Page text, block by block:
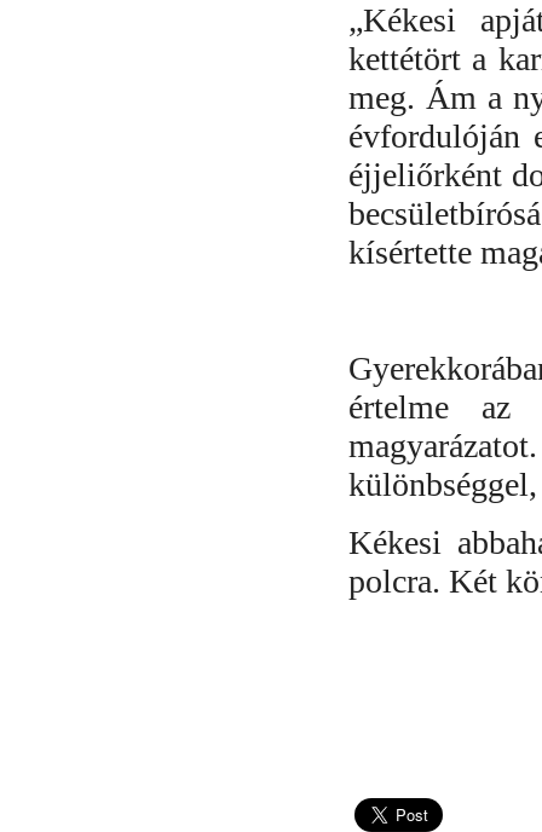
„Kékesi
kettétört a
meg. Ám a
évfordulóján
éjjeliőrként
kísértette
értelme az
Kékesi
polcra. Két